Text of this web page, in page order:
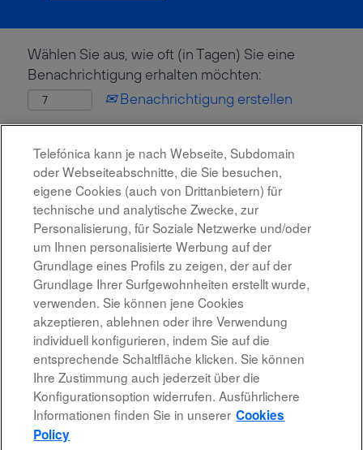
Wählen Sie aus, wie oft (in Tagen) Sie eine
Benachrichtigung erhalten möchten:
Benachrichtigung erstellen
Rechtshinweis
Barrierefreiheit
Datenschutzrichtlinien
Telefónica kann je nach Webseite, Subdomain
oder Webseiteabschnitte, die Sie besuchen,
eigene Cookies (auch von Drittanbietern) für
technische und analytische Zwecke, zur
Personalisierung, für Soziale Netzwerke und/oder
um Ihnen personalisierte Werbung auf der
Grundlage eines Profils zu zeigen, der auf der
Grundlage Ihrer Surfgewohnheiten erstellt wurde,
verwenden. Sie können jene Cookies
akzeptieren, ablehnen oder ihre Verwendung
individuell konfigurieren, indem Sie auf die
entsprechende Schaltfläche klicken. Sie können
Ihre Zustimmung auch jederzeit über die
Konfigurationsoption widerrufen. Ausführlichere
Informationen finden Sie in unserer Cookies
Policy